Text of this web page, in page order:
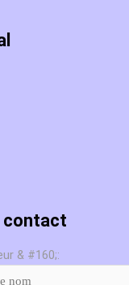
contact
& #160;: